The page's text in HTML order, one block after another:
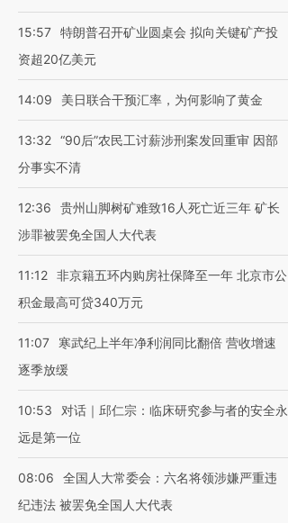
飞行员跨国走私7万
头丸 尿检体内含3种
视线｜被称为“蟑螂”的印
度Z世代 用街头抗争将教
15:57 特朗普召开矿业圆桌会 拟向关键矿产投
资超20亿美元
14:09 美日联合干预汇率，为何影响了黄金
13:32 “90后”农民工讨薪涉刑案发回重审 因部
分事实不清
12:36
贵州山脚树矿难致16人死亡近三年 矿长
涉罪被罢免全国人大代表
11:12 非京籍五环内购房社保降至一年 北京市公
积金最高可贷340万元
11:07
寒武纪上半年净利润同比翻倍 营收增速
逐季放缓
10:53
对话｜邱仁宗：临床研究参与者的安全永
远是第一位
08:06
全国人大常委会：六名将领涉嫌严重违
纪违法 被罢免全国人大代表